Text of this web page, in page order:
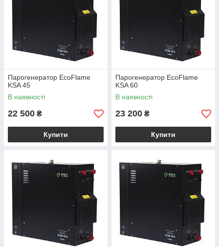
Парогенератор EcoFlame
KSA 45
В наявності
22 500 ₴
Купити
Парогенератор EcoFlame
KSA 60
В наявності
23 200 ₴
Купити